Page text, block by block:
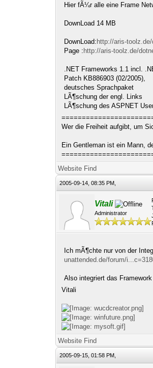
Hier fÃ¼r alle eine Frame
DownLoad 14 MB
DownLoad: http://aris-
Page : http://aris-toolz.de/
.NET Frameworks 1.1 incl.
Patch KB886903 (02/2005),
deutsches Sprachpaket
LÃ¶schung der engl. Links
LÃ¶schung des ASPNET
Wer die Freiheit aufgibt, um
Ein Gentleman ist ein Mann,
Website Find
2005-09-14, 08:35 PM,
Vitali
Administrator
Ich mÃ¶chte nur von der
unattended.de/forum/
Also integriert das
Vitali
Website Find
2005-09-15, 01:58 PM,